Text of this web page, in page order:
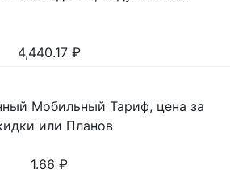
4,440.17 ₽
Мобильный Тариф, цена за
или Планов
1.66 ₽